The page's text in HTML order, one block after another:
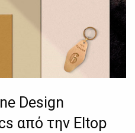
Design
από την Eltop